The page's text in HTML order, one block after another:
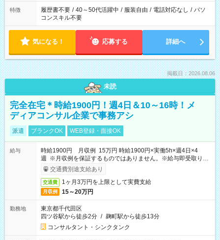
特徴 履歴書不要 / 40～50代活躍中 / 服装自由 / 電話対応なし / パソ
コンスキル不要
気になる！ 応募する 詳細へ
掲載日：2026.08.06
未読
完全在宅＊時給1900円！週4日＆10～16時！メ
ディアコンサル企業で事務アシ
派遣 ブランクOK WEB登録・面接OK
給与
時給1900円 月収例 15万円 時給1900円×実働5h×週4日×4
週 ※月収例を保証するものではありません。※給与即受取りサ
ービス利用可（利用条件有）
交通費別途支給あり
交通費 1ヶ月3万円を上限として実費支給
月収例 15～20万円
勤務地
東京都千代田区
四ツ谷駅から徒歩2分 / 麹町駅から徒歩13分
コンサルタント・シンクタンク